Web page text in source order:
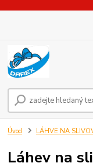
Úvod LÁHVE NA
Láhev na